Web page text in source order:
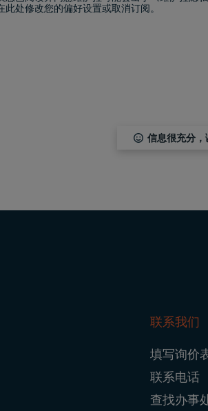
此处修改您的偏好设置或取消订阅。
信息很充分，
联系我们
填写询价
联系电话
查找办事